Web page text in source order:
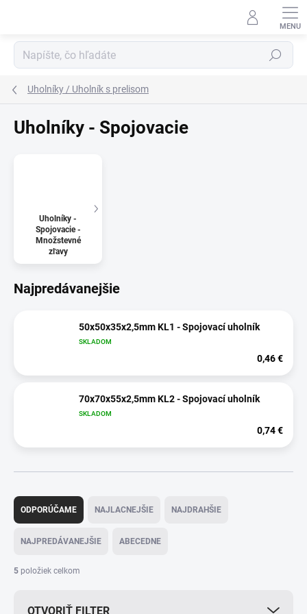
Hľadať
Uholníky / Uholník s prelisom
Uholníky - Spojovacie
Uholníky -
Spojovacie -
Množstevné
zľavy
Najpredávanejšie
50x50x35x2,5mm KL1 - Spojovací uholník
SKLADOM
0,46 €
70x70x55x2,5mm KL2 - Spojovací uholník
SKLADOM
0,74 €
R
d
i
ODPORÚČAME NAJLACNEJŠIE NAJDRAHŠIE
NAJPREDÁVANEJŠIE ABECEDNE
5 položiek celkom
OTVORIŤ FILTER